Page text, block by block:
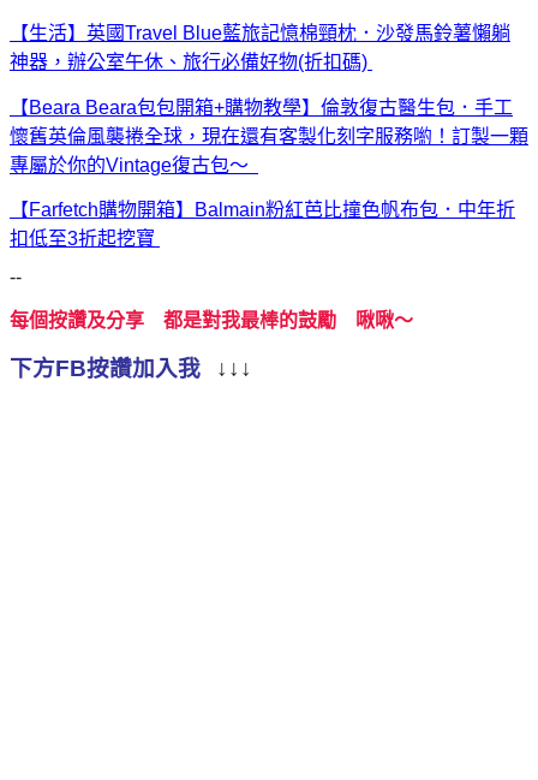
【生活】英國Travel Blue藍旅記憶棉頸枕．沙發馬鈴薯懶躺
神器，辦公室午休、旅行必備好物(折扣碼)
【Beara Beara包包開箱+購物教學】倫敦復古醫生包．手工
懷舊英倫風襲捲全球，現在還有客製化刻字服務喲！訂製一顆
專屬於你的Vintage復古包～
【Farfetch購物開箱】Balmain粉紅芭比撞色帆布包．中年折
扣低至3折起挖寶
--
每個按讚及分享 都是對我最棒的鼓勵 啾啾～
下方FB按讚加入我 ↓↓↓